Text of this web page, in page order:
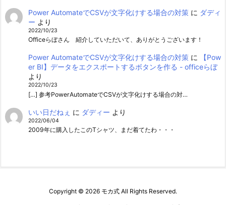
Power AutomateでCSVが文字化けする場合の対策に ダディ
ー より
2022/10/23
Officeらぼさん 紹介していただいて、ありがとうございます！
Power AutomateでCSVが文字化けする場合の対策に
【Pow
er BI】データをエクスポートするボタンを作る - officeらぼ
より
2022/10/23
[…] 参考PowerAutomateでCSVが文字化けする場合の対…
いい日だねぇ に ダディー より
2022/06/04
2009年に購入したこのTシャツ、まだ着てたわ・・・
Copyright © 2026 モカ式 All Rights Reserved.